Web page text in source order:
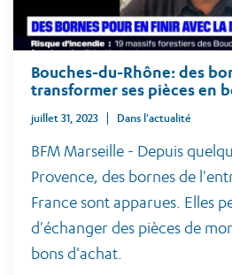
Bouches-du-Rhône: des
transformer ses pièces en
juillet 31, 2023 Dans l'actualité
BFM Marseille - Depuis
Provence, des bornes de
France sont apparues. Elles
d'échanger des pièces de
bons d'achat.